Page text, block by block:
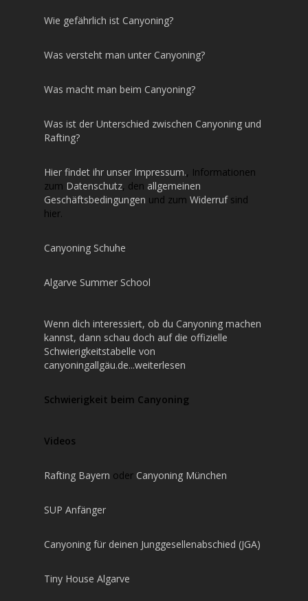
Wie gefährlich ist Canyoning?
Was versteht man unter Canyoning?
Was macht man beim Canyoning?
Was ist der Unterschied zwischen Canyoning und
Rafting?
Hier findet ihr unser Impressum., Informationen
zum Datenschutz, den allgemeinen
Geschäftsbedingungen und zum Widerrufsind
hier.
Canyoning Schuhe
Algarve Summer School
Wenn dich interessiert, ob du Canyoning machen
kannst, dann schau doch auf die offizielle
Schwierigkeitstabelle von
canyoningallgäu.de...weiterlesen
Schwierigkeit beim Canyoning
Videos
Rafting Bayern oder Canyoning München
SUP Anfänger
Canyoning für deinen Junggesellenabschied (JGA)
Tiny House Algarve